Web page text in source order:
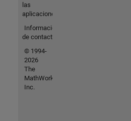
las
aplicaciones
Información
de contacto
© 1994-
2026
The
MathWorks,
Inc.